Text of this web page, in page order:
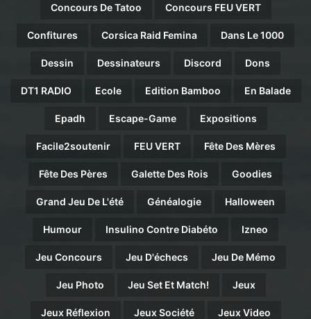
Concours De Tatoo Concours FEU VERT
Confitures Corsica Raid Femina Dans Le 1000
Dessin Dessinateurs Discord Dons
DT1 RADIO Ecole Edition Bamboo En Balade
Epadh Escape-Game Expositions
Facile2soutenir FEU VERT Fête Des Mères
Fête Des Pères Galette Des Rois Goodies
Grand Jeu De L'été Généalogie Halloween
Humour Insulino Contre Diabéto Izneo
Jeu Concours Jeu D'échecs Jeu De Mémo
Jeu Photo Jeu Set Et Match! Jeux
Jeux Réflexion Jeux Société Jeux Video